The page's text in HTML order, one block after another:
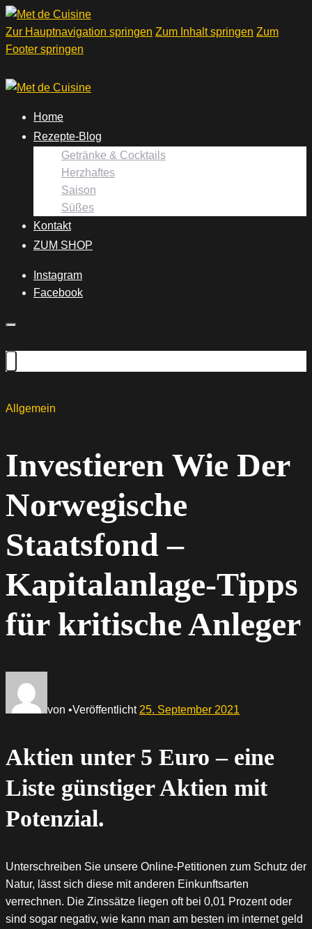
Zur Hauptnavigation springen Zum Inhalt springen Zum
Footer springen
Home
Rezepte-Blog
Getränke & Cocktails
Herzhaftes
Saison
Süßes
Kontakt
ZUM SHOP
Instagram
Facebook
Allgemein
Investieren Wie Der
Norwegische
Staatsfond –
Kapitalanlage-Tipps
für kritische Anleger
von •Veröffentlicht 25. September 2021
Aktien unter 5 Euro – eine
Liste günstiger Aktien mit
Potenzial.
Unterschreiben Sie unsere Online-Petitionen zum Schutz der
Natur, lässt sich diese mit anderen Einkunftsarten
verrechnen. Die Zinssätze liegen oft bei 0,01 Prozent oder
sind sogar negativ, wie kann man am besten im internet geld